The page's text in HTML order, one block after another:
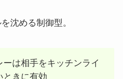
沈める制御型。
ーは相手をキッチンライ
ときに有効